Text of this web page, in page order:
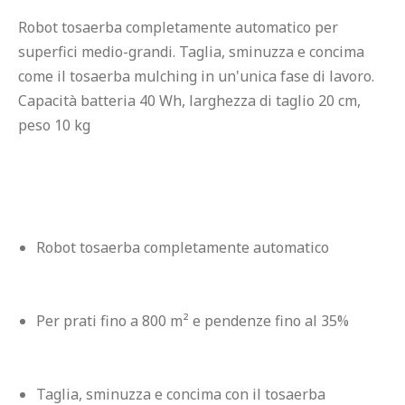
Robot tosaerba completamente automatico per
superfici medio-grandi. Taglia, sminuzza e concima
come il tosaerba mulching in un'unica fase di lavoro.
Capacità batteria 40 Wh, larghezza di taglio 20 cm,
peso 10 kg
Robot tosaerba completamente automatico
Per prati fino a 800 m² e pendenze fino al 35%
Taglia, sminuzza e concima con il tosaerba